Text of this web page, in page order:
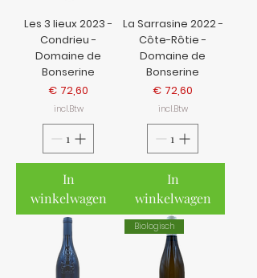
Les 3 lieux 2023 -
Condrieu -
Domaine de
Bonserine
Prijs
€ 72,60
incl.Btw
In
winkelwagen
La Sarrasine 2022 -
Côte-Rôtie -
Domaine de
Bonserine
Prijs
€ 72,60
incl.Btw
In
winkelwagen
Biologisch